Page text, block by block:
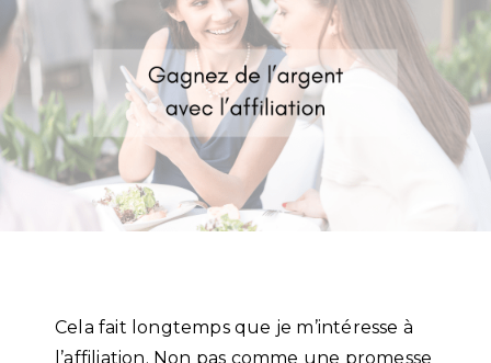
Cela fait longtemps que je m’intéresse à
l’affiliation. Non pas comme une promesse